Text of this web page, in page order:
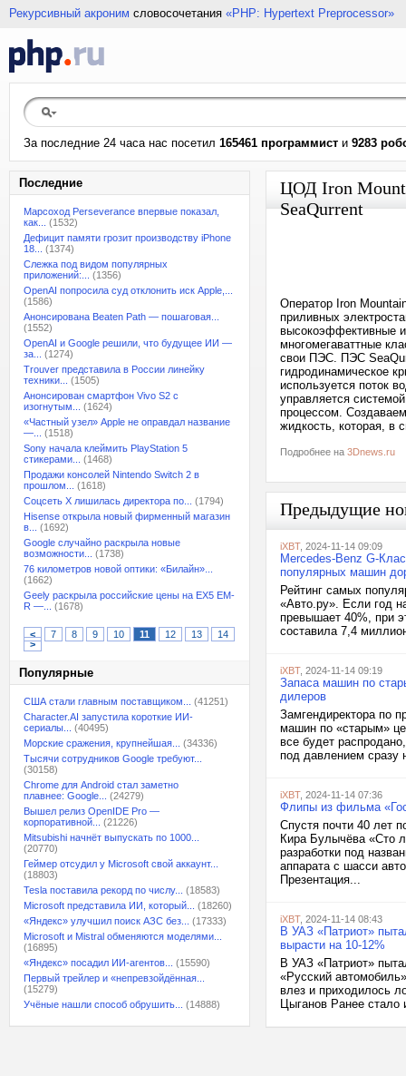
Рекурсивный акроним словосочетания «PHP: Hypertext Preprocessor»
За последние 24 часа нас посетил 165461 программист и 9283
Последние
Марсоход Perseverance впервые показал,
как...
(1532)
Дефицит памяти грозит производству iPhone
18...
(1374)
Слежка под видом популярных
приложений:...
(1356)
OpenAI попросила суд отклонить иск Apple,...
(1586)
Анонсирована Beaten Path — пошаговая...
(1552)
OpenAI и Google решили, что будущее ИИ —
за...
(1274)
Trouver представила в России линейку
техники...
(1505)
Анонсирован смартфон Vivo S2 с
изогнутым...
(1624)
«Частный узел» Apple не оправдал название
—...
(1518)
Sony начала клеймить PlayStation 5
стикерами...
(1468)
Продажи консолей Nintendo Switch 2 в
прошлом...
(1618)
Соцсеть X лишилась директора по...
(1794)
Hisense открыла новый фирменный магазин
в...
(1692)
Google случайно раскрыла новые
возможности...
(1738)
76 километров новой оптики: «Билайн»...
(1662)
Geely раскрыла российские цены на EX5 EM-
R —...
(1678)
< 7 8 9 10 11 12 13
14
>
Популярные
США стали главным поставщиком...
(41251)
Character.AI запустила короткие ИИ-
сериалы...
(40495)
Морские сражения, крупнейшая...
(34336)
Тысячи сотрудников Google требуют...
(30158)
Chrome для Android стал заметно
плавнее: Google...
(24279)
Вышел релиз OpenIDE Pro —
корпоративной...
(21226)
Mitsubishi начнёт выпускать по 1000...
(20770)
Геймер отсудил у Microsoft свой аккаунт...
(18803)
Tesla поставила рекорд по числу...
(18583)
Microsoft представила ИИ, который...
(18260)
«Яндекс» улучшил поиск АЗС без...
(17333)
Microsoft и Mistral обменяются моделями...
(16895)
«Яндекс» посадил ИИ-агентов...
(15590)
Первый трейлер и «непревзойдённая...
(15279)
Учёные нашли способ обрушить...
(14888)
ЦОД Iron
SeaQurrent
Оператор Iron
приливных
высокоэффективные
многомегаваттные
свои ПЭС. ПЭС
гидродинамическое
используется поток
управляется
процессом.
жидкость, которая, в
Подробнее на 3Dnews.ru
Предыдущие
iXBT, 2024-11-14 09:09
Mercedes-Benz G-
популярных машин
Рейтинг самых
«Авто.ру». Если год
превышает 40%, при
составила 7,4
iXBT, 2024-11-14 09:19
Запаса машин по
дилеров
Замгендиректора по
машин по «старым»
все будет
под давлением сразу
iXBT, 2024-11-14 07:36
Флипы из фильма
Спустя почти 40 лет
Кира Булычёва «Сто
разработки под
аппарата с шасси
Презентация...
iXBT, 2024-11-14 08:43
В УАЗ «Патриот»
вырасти на 10-12%
В УАЗ «Патриот»
«Русский
влез и приходилось
Цыганов Ранее